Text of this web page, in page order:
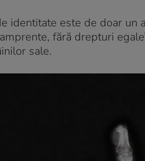
identitate este de doar un
fără drepturi
sale.